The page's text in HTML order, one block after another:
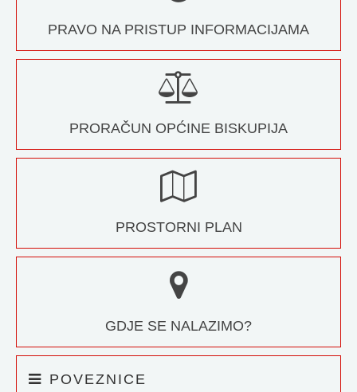
PRAVO NA PRISTUP INFORMACIJAMA
PRORAČUN OPĆINE BISKUPIJA
PROSTORNI PLAN
GDJE SE NALAZIMO?
POVEZNICE